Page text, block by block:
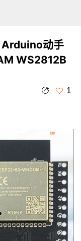
Arduino动手
WS2812B
1